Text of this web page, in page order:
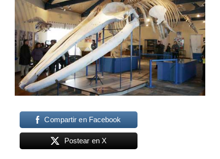
Compartir en Facebook
Postear en X